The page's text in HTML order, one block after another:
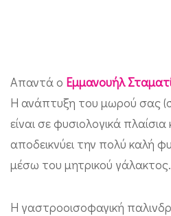
ο
ύ
.
Π
υ
Απαντά ο Εμμανουήλ
Η ανάπτυξη του μωρού σας
είναι σε φυσιολογικά
αποδεικνύει την πολύ καλή
μέσω του μητρικού γάλακτος.
Η γαστροοισοφαγική